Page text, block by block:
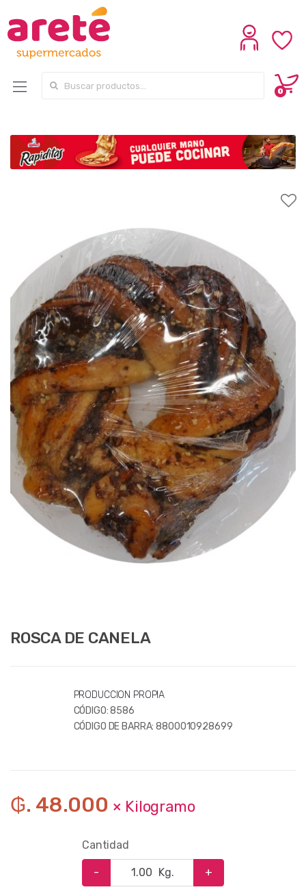
Search for:
0
ROSCA DE CANELA
PRODUCCION PROPIA
CÓDIGO:8586
CÓDIGO DE BARRA:8800010928699
₲. 48.000 × Kilogramo
Cantidad
- Kg. +